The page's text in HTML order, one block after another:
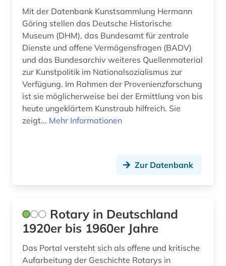
Mit der Datenbank Kunstsammlung Hermann
Göring stellen das Deutsche Historische
Museum (DHM), das Bundesamt für zentrale
Dienste und offene Vermögensfragen (BADV)
und das Bundesarchiv weiteres Quellenmaterial
zur Kunstpolitik im Nationalsozialismus zur
Verfügung. Im Rahmen der Provenienzforschung
ist sie möglicherweise bei der Ermittlung von bis
heute ungeklärtem Kunstraub hilfreich. Sie
zeigt... Mehr Informationen
Zur Datenbank
Rotary in Deutschland
1920er bis 1960er Jahre
Das Portal versteht sich als offene und kritische
Aufarbeitung der Geschichte Rotarys in